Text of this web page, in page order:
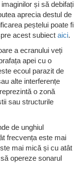
și să debifați
aprecia destul de
peștelui poate fi
acest subiect aici.
a ecranului veți
apei cu o
ecoul parazit de
alte interferențe
o zonă
sau structurile
de unghiul
frecvența este mai
mai mică și cu atât
opereze sonarul